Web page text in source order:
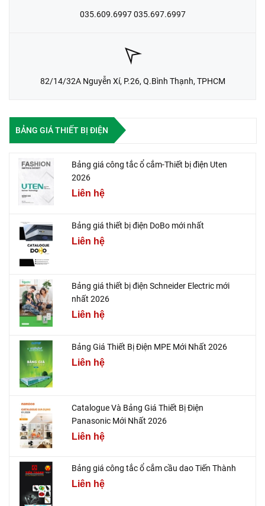
035.609.6997 035.697.6997
82/14/32A Nguyễn Xí, P.26, Q.Bình Thạnh, TPHCM
BẢNG GIÁ THIẾT BỊ ĐIỆN
Bảng giá công tắc ổ cắm-Thiết bị điện Uten
2026
Liên hệ
Bảng giá thiết bị điện DoBo mới nhất
Liên hệ
Bảng giá thiết bị điện Schneider Electric mới
nhất 2026
Liên hệ
Bảng Giá Thiết Bị Điện MPE Mới Nhất 2026
Liên hệ
Catalogue Và Bảng Giá Thiết Bị Điện
Panasonic Mới Nhất 2026
Liên hệ
Bảng giá công tắc ổ cắm cầu dao Tiến Thành
Liên hệ